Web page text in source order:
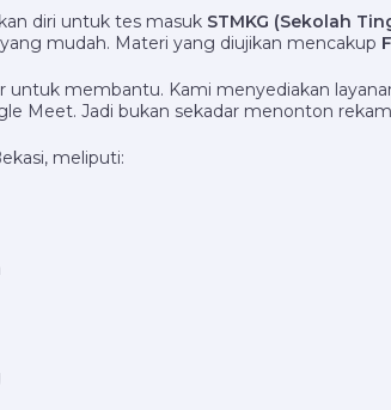
diri untuk tes masuk STMKG (Sekolah
mudah. Materi yang diujikan mencakup
untuk membantu. Kami menyediakan
Meet. Jadi bukan sekadar menonton
meliputi: